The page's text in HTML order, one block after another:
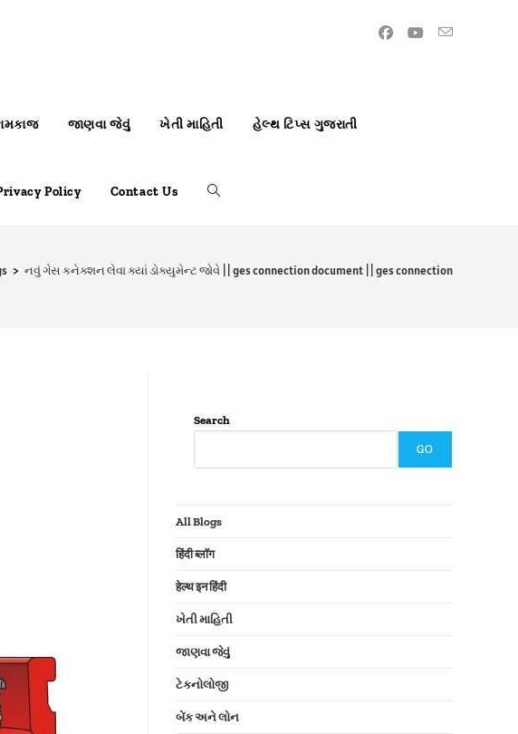
જાણવા જેવું ખેતી માહિતી હેલ્થ ટિપ્સ ગુજરાતી
Policy Contact Us Toggle
> નવું ગેસ કનેક્શન લેવા ક્યાં ડોક્યુમેન્ટ જોવે || ges connection document || ges connection
Search
GO
All Blogs
हिंदी ब्लॉग
हेल्थ इन हिंदी
ખેતી માહિતી
જાણવા જેવું
ટેકનોલોજી
બેંક અને લોન